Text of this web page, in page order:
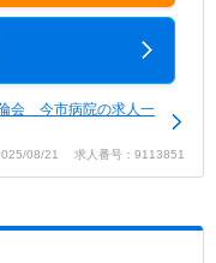
会 今市病院の求人一
08/21 求人番号：9113851